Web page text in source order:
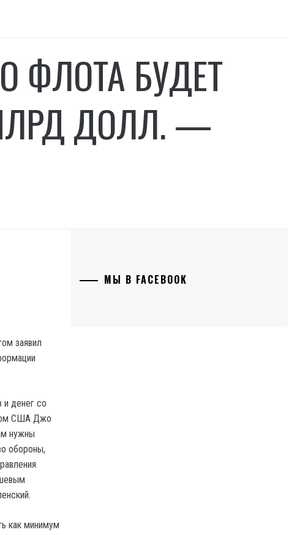
ФЛОТА БУДЕТ
ДОЛЛ. —
заявил
и денег со
США Джо
нужны
обороны,
как минимум
МЫ В FACEBOOK